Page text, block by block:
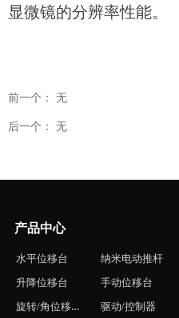
显微镜的分辨率性能。
前一个： 无
后一个： 无
产品中心
纳米电动推杆
手动位移台
驱动/控制器
水平位移台
升降位移台
旋转/角位移台